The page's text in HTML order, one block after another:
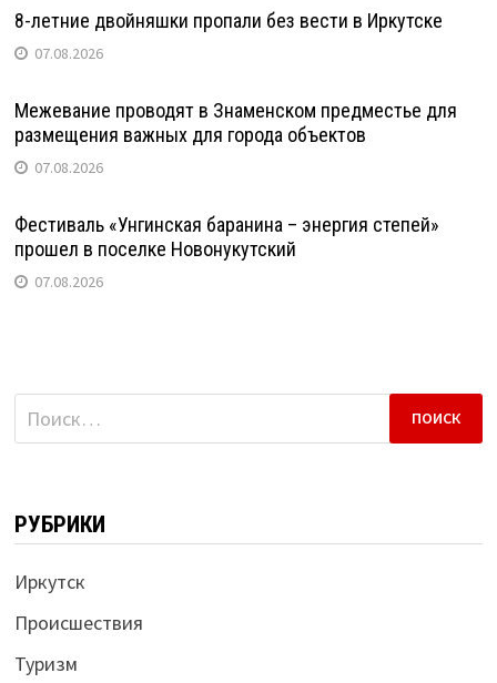
8-летние двойняшки пропали без вести в Иркутске
07.08.2026
Межевание проводят в Знаменском предместье для
размещения важных для города объектов
07.08.2026
Фестиваль «Унгинская баранина – энергия степей»
прошел в поселке Новонукутский
07.08.2026
Найти:
РУБРИКИ
Иркутск
Происшествия
Туризм